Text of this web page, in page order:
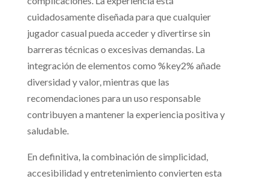
cuidadosamente diseñada para que cualquier
jugador casual pueda acceder y divertirse sin
barreras técnicas o excesivas demandas. La
integración de elementos como %key2% añade
diversidad y valor, mientras que las
recomendaciones para un uso responsable
contribuyen a mantener la experiencia positiva y
saludable.
En definitiva, la combinación de simplicidad,
accesibilidad y entretenimiento convierten esta